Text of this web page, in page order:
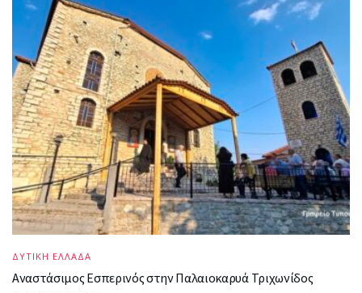
ΔΥΤΙΚΗ ΕΛΛΑΔΑ
Αναστάσιμος Εσπερινός στην Παλαιοκαρυά Τριχωνίδος